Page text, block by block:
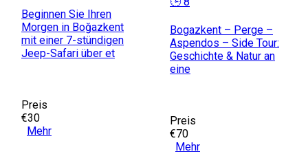
Beginnen Sie Ihren
Morgen in Boğazkent
mit einer 7-stündigen
Jeep-Safari über et
Preis
€30
Mehr
Bogazkent – Perge –
Aspendos – Side Tour:
Geschichte & Natur an
eine
Preis
€70
Mehr